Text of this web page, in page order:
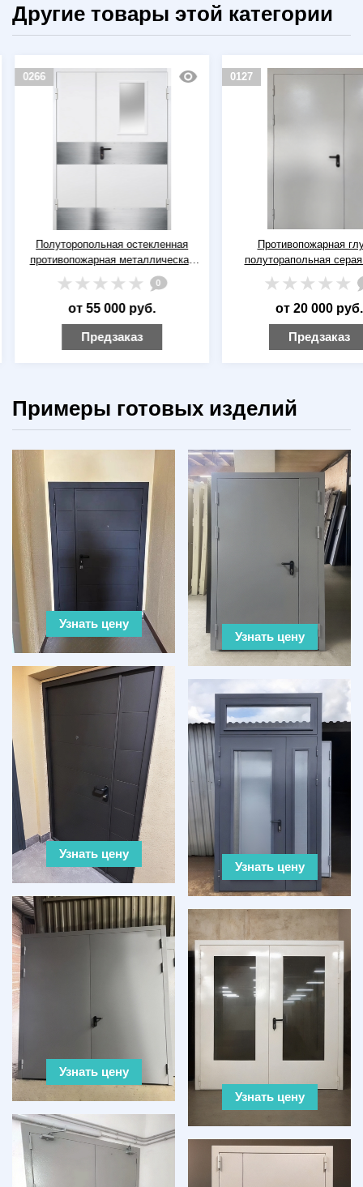
Другие товары этой категории
0266
Полуторопольная остекленная
противопожарная металлическая
дверь ДПМ(О)-02 EI-60 RAL 9016
(белая) с отбойниками (4 шт)
0
от 55 000 руб.
Предзаказ
0127
Противопожарная
полуторапольная
от 20 000 руб.
Предзаказ
Примеры готовых изделий
Узнать цену
Узнать цену
Узнать цену
Узнать цену
Узнать цену
Узнать цену